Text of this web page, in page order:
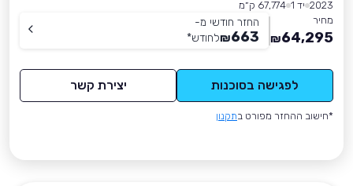
2023 יד 1
67,774 ק״מ
מחיר
64,295
₪
החזר חודשי מ-
663
₪לחודש*
לפגישה בסוכנות יצירת קשר
*חישוב ההחזר מפורט בתקנון